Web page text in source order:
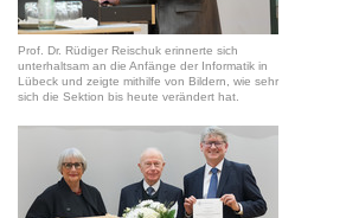
Prof. Dr. Rüdiger Reischuk erinnerte sich
unterhaltsam an die Anfänge der Informatik in
Lübeck und zeigte mithilfe von Bildern, wie sehr
sich die Sektion bis heute verändert hat.